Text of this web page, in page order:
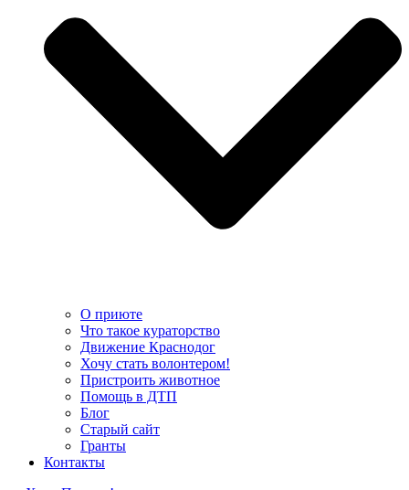
О приюте
Что такое кураторство
Движение Краснодог
Хочу стать волонтером!
Пристроить животное
Помощь в ДТП
Блог
Старый сайт
Гранты
Контакты